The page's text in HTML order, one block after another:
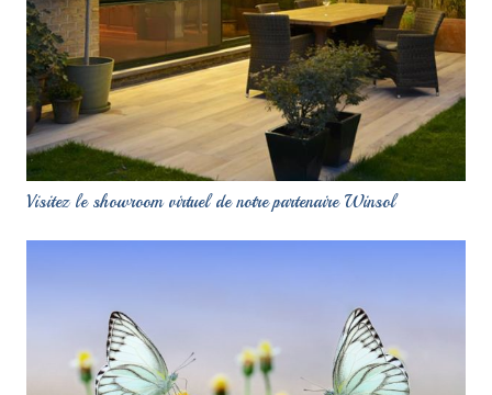
Visitez le showroom virtuel de notre partenaire Winsol